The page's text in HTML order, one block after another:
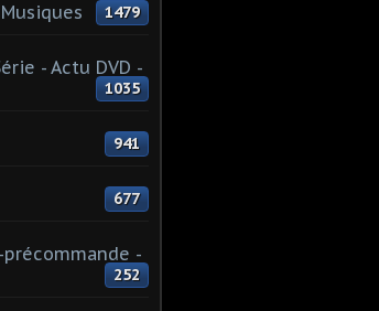
1479
- Actu DVD -
1035
941
677
-
252